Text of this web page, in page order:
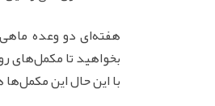
هفته‌ای دو وعده
با این حال این